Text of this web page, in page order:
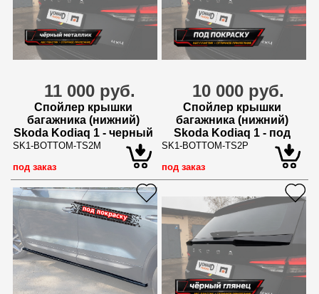
11 000 руб.
Спойлер крышки
багажника (нижний)
Skoda Kodiaq 1 - черный
металлик
SK1-BOTTOM-TS2M
под заказ
10 000 руб.
Спойлер крышки
багажника (нижний)
Skoda Kodiaq 1 - под
покраску
SK1-BOTTOM-TS2P
под заказ